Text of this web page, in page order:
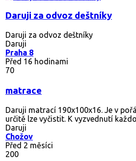
Daruji za odvoz deštníky
Daruji za odvoz deštníky
Daruji
Praha 8
Před 16 hodinami
70
matrace
Daruji matrací 190x100x16. Je v
určitě lze vyčistit. K vyzvednutí
Daruji
Chožov
Před 2 měsíci
200